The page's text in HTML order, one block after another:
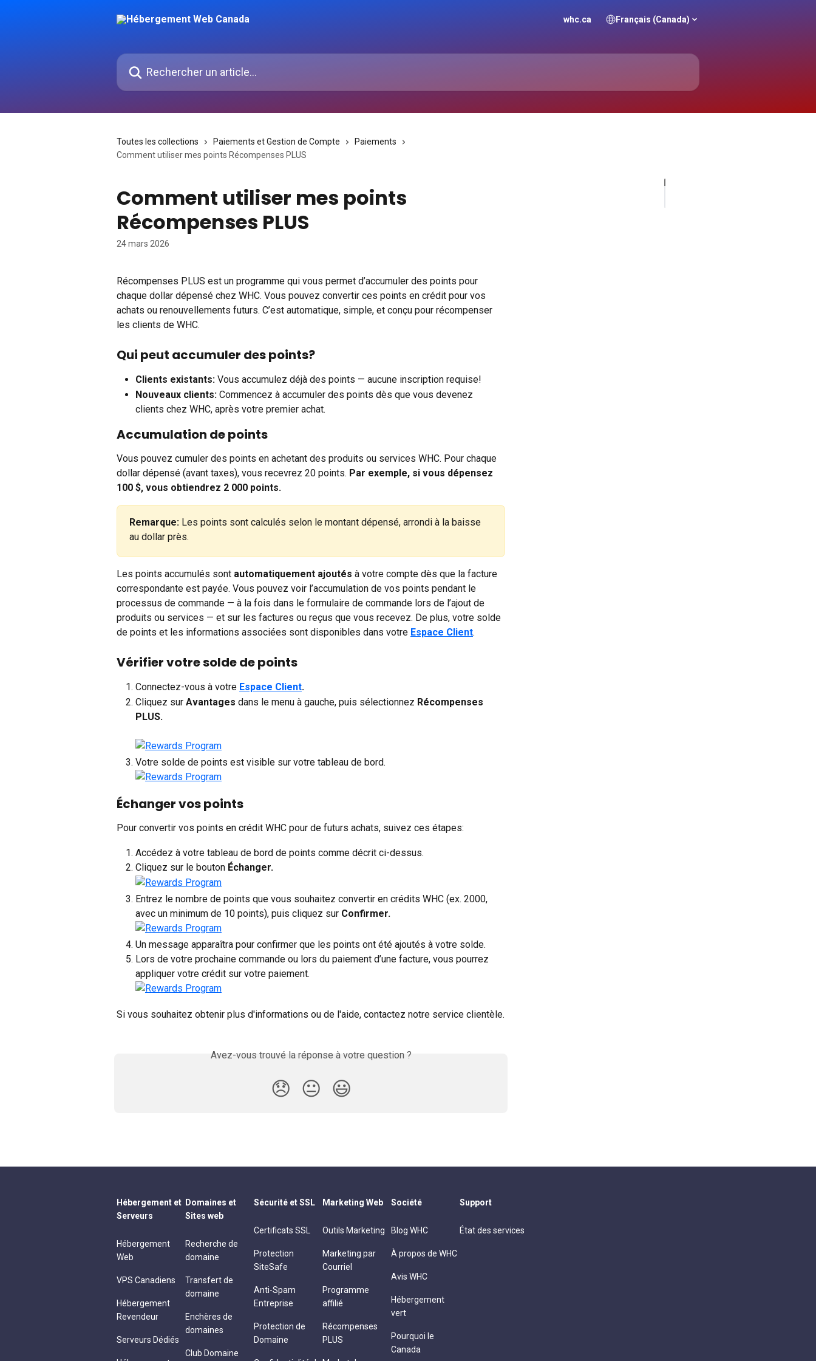
whc.ca Français (Canada)
Rechercher un article...
Toutes les collections Paiements et Gestion de Compte
Paiements
Comment utiliser mes points Récompenses PLUS
Comment utiliser mes points
Récompenses PLUS
24 mars 2026
Récompenses PLUS est un programme qui vous permet d’accumuler des points pour
chaque dollar dépensé chez WHC. Vous pouvez convertir ces points en crédit pour vos
achats ou renouvellements futurs. C’est automatique, simple, et conçu pour récompenser
les clients de WHC.
Qui peut accumuler des points?
Clients existants: Vous accumulez déjà des points — aucune inscription requise!
Nouveaux clients: Commencez à accumuler des points dès que vous devenez
clients chez WHC, après votre premier achat.
Accumulation de points
Vous pouvez cumuler des points en achetant des produits ou services WHC. Pour chaque
dollar dépensé (avant taxes), vous recevrez 20 points. Par exemple, si vous dépensez
100 $, vous obtiendrez 2 000 points.
Remarque: Les points sont calculés selon le montant dépensé, arrondi à la baisse
au dollar près.
Les points accumulés sont automatiquement ajoutés à votre compte dès que la facture
correspondante est payée. Vous pouvez voir l’accumulation de vos points pendant le
processus de commande — à la fois dans le formulaire de commande lors de l’ajout de
produits ou services — et sur les factures ou reçus que vous recevez. De plus, votre solde
de points et les informations associées sont disponibles dans votre Espace Client.
Vérifier votre solde de points
Connectez-vous à votre Espace Client.
Cliquez sur Avantages dans le menu à gauche, puis sélectionnez Récompenses
PLUS.
Votre solde de points est visible sur votre tableau de bord.
Échanger vos points
Pour convertir vos points en crédit WHC pour de futurs achats, suivez ces étapes:
Accédez à votre tableau de bord de points comme décrit ci-dessus.
Cliquez sur le bouton Échanger.
Entrez le nombre de points que vous souhaitez convertir en crédits WHC (ex. 2000,
avec un minimum de 10 points), puis cliquez sur Confirmer.
Un message apparaîtra pour confirmer que les points ont été ajoutés à votre solde.
Lors de votre prochaine commande ou lors du paiement d’une facture, vous pourrez
appliquer votre crédit sur votre paiement.
Si vous souhaitez obtenir plus d'informations ou de l'aide, contactez notre service clientèle.
Avez-vous trouvé la réponse à votre question ?
😞 😐 😃
Hébergement et
Serveurs
Hébergement
Web
VPS Canadiens
Hébergement
Revendeur
Serveurs Dédiés
Domaines et
Sites web
Recherche de
domaine
Transfert de
domaine
Enchères de
domaines
Club Domaine
Sécurité et SSL
Certificats SSL
Protection
SiteSafe
Anti-Spam
Entreprise
Protection de
Domaine
Marketing Web
Outils Marketing
Marketing par
Courriel
Programme
affilié
Récompenses
PLUS
Société
Blog WHC
À propos de WHC
Avis WHC
Hébergement
vert
Pourquoi le
Canada
Support
État des services